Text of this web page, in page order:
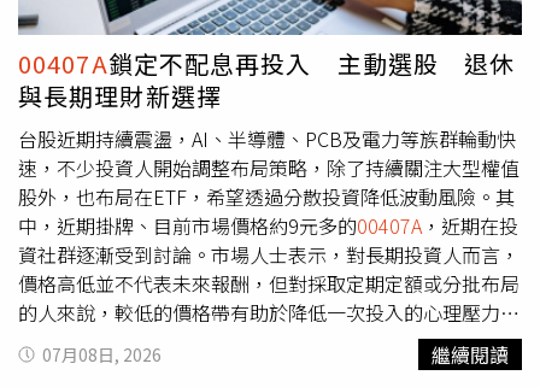
金在收益分配上採取「不配息」機制，亦即將投組中個股所
配發的股息，全數投入基金淨值中滾動，有效幫助長期投資
人免去每次收到配息後，手動再投入的時間成本與手續費，
並降低配息發放而產生的稅務摩擦成本，能發揮極致的時間
複利效果，讓複利雪球從投資第一天起就完整滾動，有助於
整體資產累積效率。市場專家分析，近期台股大盤出現高檔
盤整局勢，觀察各檔主動式ETF在震盪中的抗跌表現，截至
今年6月24日至7月8日，00407A下跌4.45%、00981A下跌
5.49%、00403A下跌5.7%、00405A跌幅約9.88%。但專家
也認為短線回檔為短期效應，受惠於全球AI應用落地與半導
體供應鏈景氣復甦，台股長線基本面依然樂觀展望。※免責
聲明：文中所提之個股、基金內容僅供參考，並非投資建
議，投資人應獨立判斷，審慎評估風險，自負盈虧。
00407A鎖定不配息再投入 主動選股 退休
與長期理財新選擇
台股近期持續震盪，AI、半導體、PCB及電力等族群輪動快
速，不少投資人開始調整布局策略，除了持續關注大型權值
股外，也布局在ETF，希望透過分散投資降低波動風險。其
中，近期掛牌、目前市場價格約9元多的00407A，近期在投
資社群逐漸受到討論。市場人士表示，對長期投資人而言，
價格高低並不代表未來報酬，但對採取定期定額或分批布局
的人來說，較低的價格帶有助於降低一次投入的心理壓力，
也更容易持續累積部位。近年ETF市場快速成長，不少投資
人也開始從追求高配息，轉向重視整體資產成長。而
07月08日, 2026 繼續閱讀